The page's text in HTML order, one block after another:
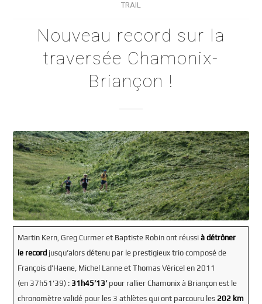
TRAIL
Nouveau record sur la
traversée Chamonix-
Briançon !
Martin Kern, Greg Curmer et Baptiste Robin ont réussi à détrôner
le record jusqu’alors détenu par le prestigieux trio composé de
François d’Haene, Michel Lanne et Thomas Véricel en 2011
(en 37h51’39) : 31h45’13’pour rallier Chamonix à Briançon est le
chronomètre validé pour les 3 athlètes qui ont parcouru les202 km